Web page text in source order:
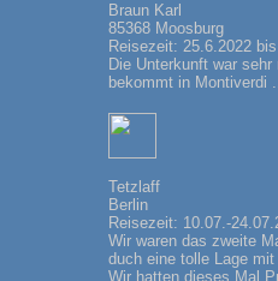
Braun Karl
85368 Moosburg
Reisezeit: 25.6.2022
Die Unterkunft war
bekommt in Montiverdi
Tetzlaff
Berlin
Reisezeit: 10.07.-
Wir waren das zweite
duch eine tolle Lage
Wir hatten dieses Mal